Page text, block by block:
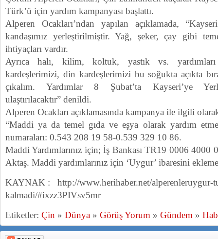
Türk’ü için yardım kampanyası başlattı.
Alperen Ocakları’ndan yapılan açıklamada,
kandaşımız yerleştirilmiştir. Yağ, şeker, çay gibi
ihtiyaçları vardır.
Ayrıca halı, kilim, koltuk, yastık vs.
kardeşlerimizi, din kardeşlerimizi bu soğukta açıkta
çıkalım. Yardımlar 8 Şubat’ta Kayseri’ye
ulaştırılacaktır” denildi.
Alperen Ocakları açıklamasında kampanya ile ilgili
“Maddi ya da temel gıda ve eşya olarak yardım
numaraları: 0.543 208 19 58-0.539 329 10 86.
Maddi Yardımlarınız için; İş Bankası TR19 0006
Aktaş. Maddi yardımlarınız için ‘Uygur’ ibaresini
KAYNAK : http://www.herihaber.net/alperenleruygur-
kalmadi/#ixzz3PIVsv5mr
Etiketler: Çin » Dünya » Görüş Yorum » Gündem »